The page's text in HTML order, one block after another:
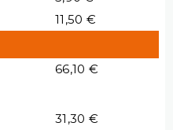
11,50 €
66,10 €
31,30 €